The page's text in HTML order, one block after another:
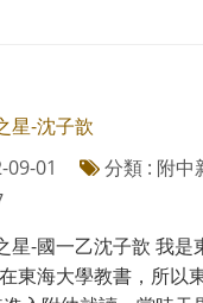
星-沈子歆
09-01
分類 : 附中
星-國一乙沈子歆 我
東海大學教書，所以